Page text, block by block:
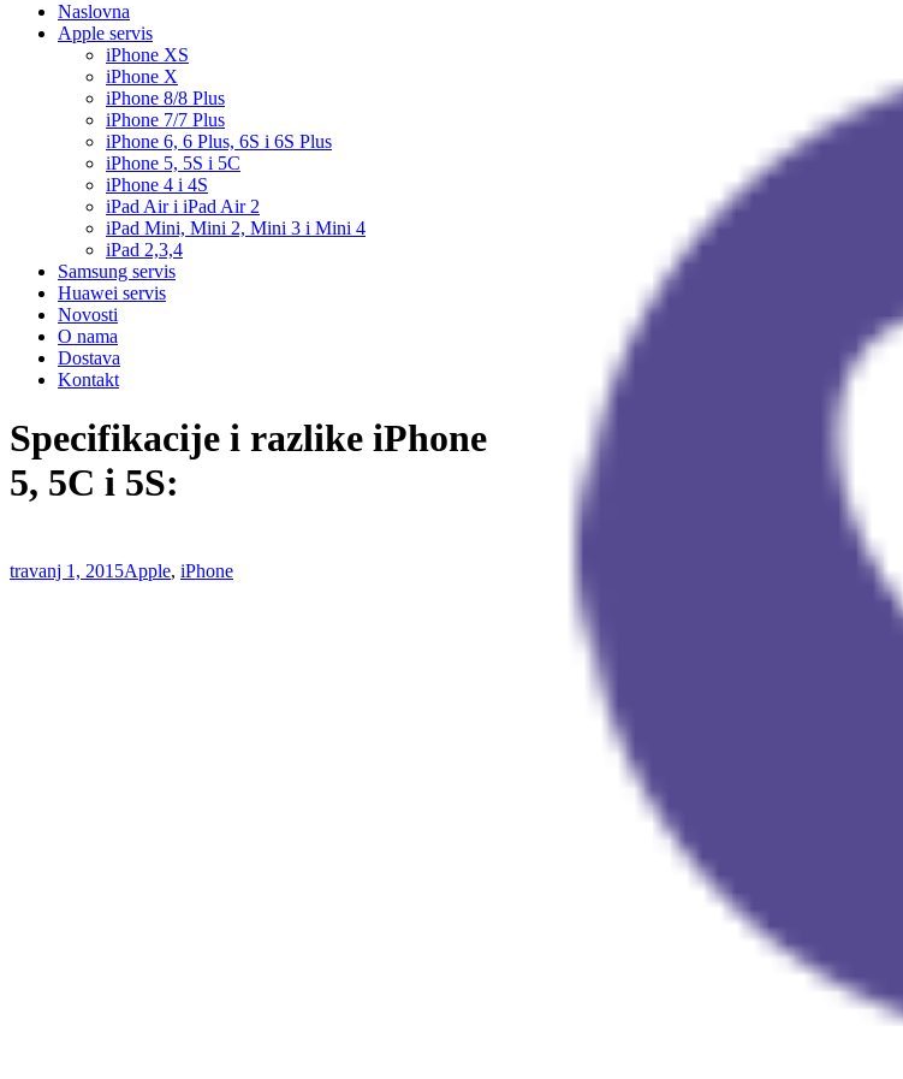
Naslovna
Apple servis
iPhone XS
iPhone X
iPhone 8/8 Plus
iPhone 7/7 Plus
iPhone 6, 6 Plus, 6S i 6S Plus
iPhone 5, 5S i 5C
iPhone 4 i 4S
iPad Air i iPad Air 2
iPad Mini, Mini 2, Mini 3 i Mini 4
iPad 2,3,4
Samsung servis
Huawei servis
Novosti
O nama
Dostava
Kontakt
Specifikacije i razlike iPhone
5, 5C i 5S:
travanj 1, 2015Apple, iPhone